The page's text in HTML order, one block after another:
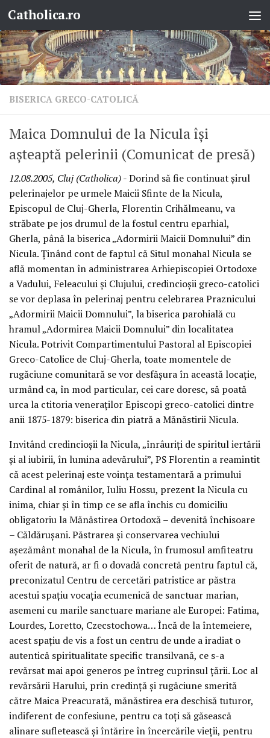
Skip to content
Catholica.ro
BISERICA GRECO-CATOLICĂ
Maica Domnului de la Nicula îşi
aşteaptă pelerinii (Comunicat de presă)
12.08.2005, Cluj (Catholica)- Dorind să fie continuat şirul
pelerinajelor pe urmele Maicii Sfinte de la Nicula,
Episcopul de Cluj-Gherla, Florentin Crihălmeanu, va
străbate pe jos drumul de la fostul centru eparhial,
Gherla, până la biserica „Adormirii Maicii Domnului” din
Nicula. Ţinând cont de faptul că Situl monahal Nicula se
află momentan în administrarea Arhiepiscopiei Ortodoxe
a Vadului, Feleacului şi Clujului, credincioşii greco-catolici
se vor deplasa în pelerinaj pentru celebrarea Praznicului
„Adormirii Maicii Domnului”, la biserica parohială cu
hramul „Adormirea Maicii Domnului” din localitatea
Nicula. Potrivit Compartimentului Pastoral al Episcopiei
Greco-Catolice de Cluj-Gherla, toate momentele de
rugăciune comunitară se vor desfăşura în această locaţie,
urmând ca, în mod particular, cei care doresc, să poată
urca la ctitoria veneraţilor Episcopi greco-catolici dintre
anii 1875-1879: biserica din piatră a Mănăstirii Nicula.
Invitând credincioşii la Nicula, „înrâuriţi de spiritul iertării
şi al iubirii, în lumina adevărului”, PS Florentin a reamintit
că acest pelerinaj este voinţa testamentară a primului
Cardinal al românilor, Iuliu Hossu, prezent la Nicula cu
inima, chiar şi în timp ce se afla închis cu domiciliu
obligatoriu la Mănăstirea Ortodoxă – devenită închisoare
– Căldăruşani. Păstrarea şi conservarea vechiului
aşezământ monahal de la Nicula, în frumosul amfiteatru
oferit de natură, ar fi o dovadă concretă pentru faptul că,
preconizatul Centru de cercetări patristice ar păstra
acestui spaţiu vocaţia ecumenică de sanctuar marian,
asemeni cu marile sanctuare mariane ale Europei: Fatima,
Lourdes, Loretto, Czecstochowa… Încă de la întemeiere,
acest spaţiu de vis a fost un centru de unde a iradiat o
autentică spiritualitate specific transilvană, ce s-a
revărsat mai apoi generos pe întreg cuprinsul ţării. Loc al
revărsării Harului, prin credinţă şi rugăciune smerită
către Maica Preacurată, mănăstirea era deschisă tuturor,
indiferent de confesiune, pentru ca toţi să găsească
alinare sufletească şi întărire în încercările vieţii, pentru